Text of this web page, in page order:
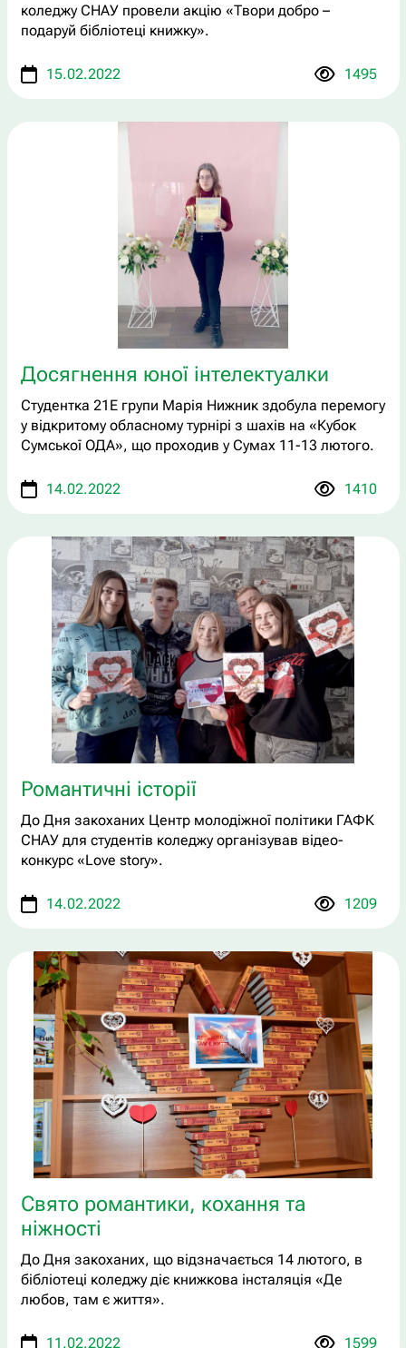
коледжу СНАУ провели акцію «Твори добро –
подаруй бібліотеці книжку».
15.02.2022 1495
Досягнення юної інтелектуалки
Студентка 21Е групи Марія Нижник здобула перемогу
у відкритому обласному турнірі з шахів на «Кубок
Сумської ОДА», що проходив у Сумах 11-13 лютого.
14.02.2022 1410
Романтичні історії
До Дня закоханих Центр молодіжної політики ГАФК
СНАУ для студентів коледжу організував відео-
конкурс «Love story».
14.02.2022 1209
Свято романтики, кохання та
ніжності
До Дня закоханих, що відзначається 14 лютого, в
бібліотеці коледжу діє книжкова інсталяція «Де
любов, там є життя».
11.02.2022 1599